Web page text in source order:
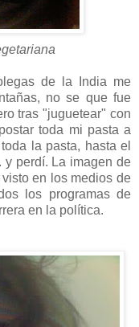
de la India me
no se que fue
tras "juguetear" con
toda mi pasta a
la pasta, hasta el
y perdí. La imagen de
en los medios de
los programas de
en la política.